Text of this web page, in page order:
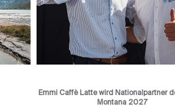
Emmi Caffè Latte wird Nationalpartner
Montana 2027